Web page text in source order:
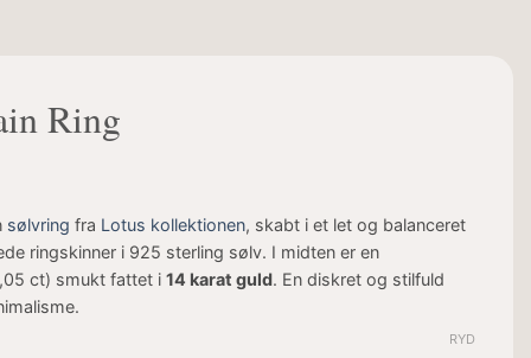
Ring
sølvring fra Lotus kollektionen, skabt i et let og balanceret
ringskinner i 925 sterling sølv. I midten er en
ct) smukt fattet i14 karat guld. En diskret og stilfuld
RYD